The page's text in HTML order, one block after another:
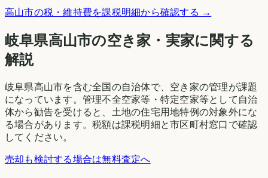
高山市の税・維持費を課税明細から確認する →
岐阜県高山市の空き家・実家に関する
解説
岐阜県高山市を含む全国の自治体で、空き家の管理が課題
になっています。管理不全空家等・特定空家等として自治
体から勧告を受けると、土地の住宅用地特例の対象外にな
る場合があります。税額は課税明細と市区町村窓口で確認
してください。
売却も検討する場合は無料査定へ